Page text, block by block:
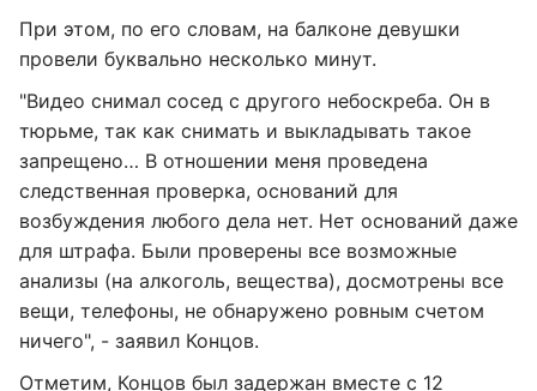
При этом, по его словам, на балконе девушки
провели буквально несколько минут.
"Видео снимал сосед с другого небоскреба. Он в
тюрьме, так как снимать и выкладывать такое
запрещено… В отношении меня проведена
следственная проверка, оснований для
возбуждения любого дела нет. Нет оснований даже
для штрафа. Были проверены все возможные
анализы (на алкоголь, вещества), досмотрены все
вещи, телефоны, не обнаружено ровным счетом
ничего", - заявил Концов.
Отметим, Концов был задержан вместе с 12